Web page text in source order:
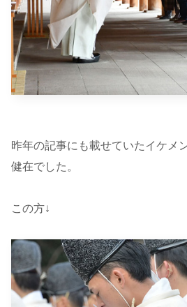
昨年の記事にも載せていたイケメ
健在でした。
この方↓